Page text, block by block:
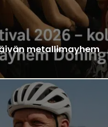
metallimayhem